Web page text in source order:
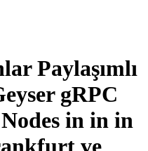
Paylaşımlı
gRPC
in in in